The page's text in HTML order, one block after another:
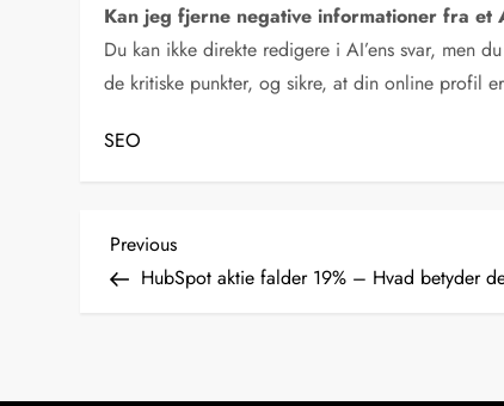
Kan jeg fjerne negative informationer fra et
Du kan ikke direkte redigere i AI’ens svar, men
de kritiske punkter, og sikre, at din online profil
SEO
I
Previous
Post
Previous
HubSpot aktie falder 19% – Hvad betyder